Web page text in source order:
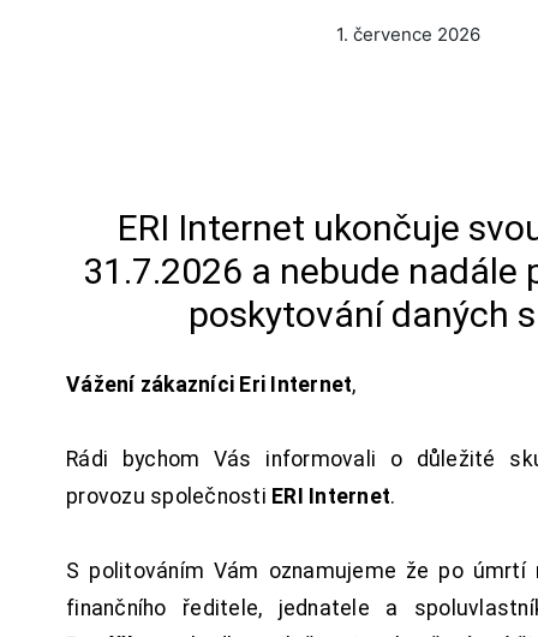
1. července 2026
ERI Internet ukončuje
31.7.2026 a nebude nadále
poskytování daných
Vážení zákazníci Eri Internet,
Rádi bychom Vás informovali o důležité
provozu společnosti ERI Internet.
S politováním Vám oznamujeme že po úmrtí
finančního ředitele, jednatele a